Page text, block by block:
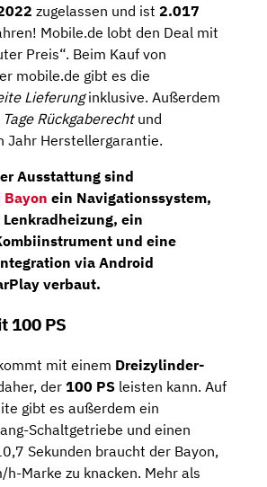
zugelassen und ist 2.017
Mobile.de lobt den Deal mit
Preis“. Beim Kauf von
mobile.de gibt es die
Lieferunginklusive. Außerdem
Rückgaberechtund
Jahr Herstellergarantie.
Ausstattung sind
ein Navigationssystem,
ein
und eine
via Android
verbaut.
100 PS
mit einem Dreizylinder-
der 100 PS leisten kann. Auf
gibt es außerdem ein
Schaltgetriebe und einen
Sekunden braucht der Bayon,
Marke zu knacken. Mehr als